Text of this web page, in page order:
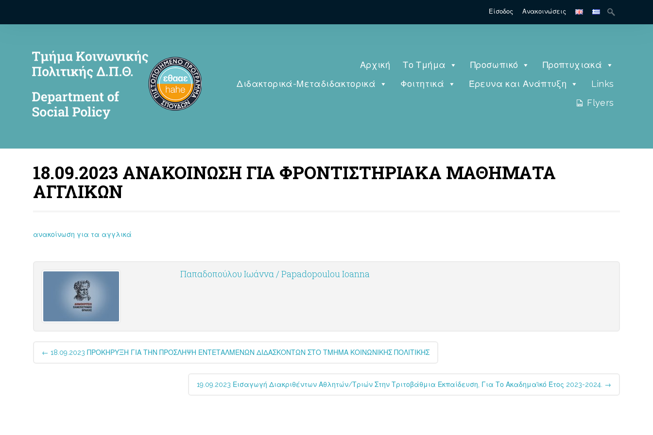
Είσοδος Ανακοινώσεις
Αρχική Το Τμήμα Προσωπικό
Προπτυχιακά
Διδακτορικά-Μεταδιδακτορικά
Φοιτητικά Έρευνα και Ανάπτυξη
Links
Flyers
18.09.2023 ΑΝΑΚΟΙΝΩΣΗ ΓΙΑ ΦΡΟΝΤΙΣΤΗΡΙΑΚΑ ΜΑΘΗΜΑΤΑ
ΑΓΓΛΙΚΩΝ
ανακοίνωση για τα αγγλικά
Παπαδοπούλου Ιωάννα / Papadopoulou Ioanna
Post
navigation
← 18.09.2023 ΠΡΟΚΗΡΥΞΗ ΓΙΑ ΤΗΝ ΠΡΟΣΛΗΨΗ ΕΝΤΕΤΑΛΜΕΝΩΝ ΔΙΔΑΣΚΟΝΤΩΝ ΣΤΟ ΤΜΗΜΑ ΚΟΙΝΩΝΙΚΗΣ ΠΟΛΙΤΙΚΗΣ
19.09.2023 Εισαγωγή Διακριθέντων Αθλητών/τριών Στην Τριτοβάθμια Εκπαίδευση, Για Το Ακαδημαϊκό Έτος 2023-2024. →